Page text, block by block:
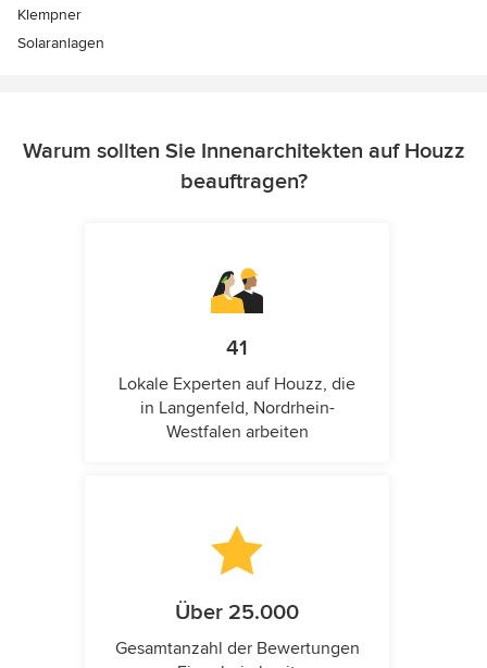
Klempner
Solaranlagen
Warum sollten Sie Innenarchitekten auf Houzz
beauftragen?
41
Lokale Experten auf Houzz, die
in Langenfeld, Nordrhein-
Westfalen arbeiten
Über 25.000
Gesamtanzahl der Bewertungen